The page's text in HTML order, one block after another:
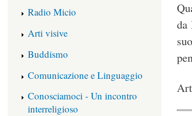
da
Radio Micio
Arti visive
Buddismo
Comunicazione e Linguaggio
Conosciamoci - Un incontro
interreligioso